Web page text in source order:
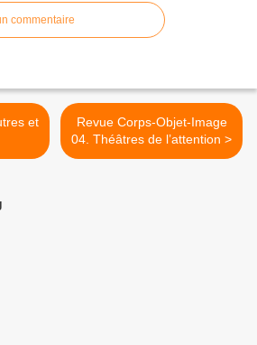
commentaire
Revue Corps-Objet-Image
04. Théâtres de l’attention >